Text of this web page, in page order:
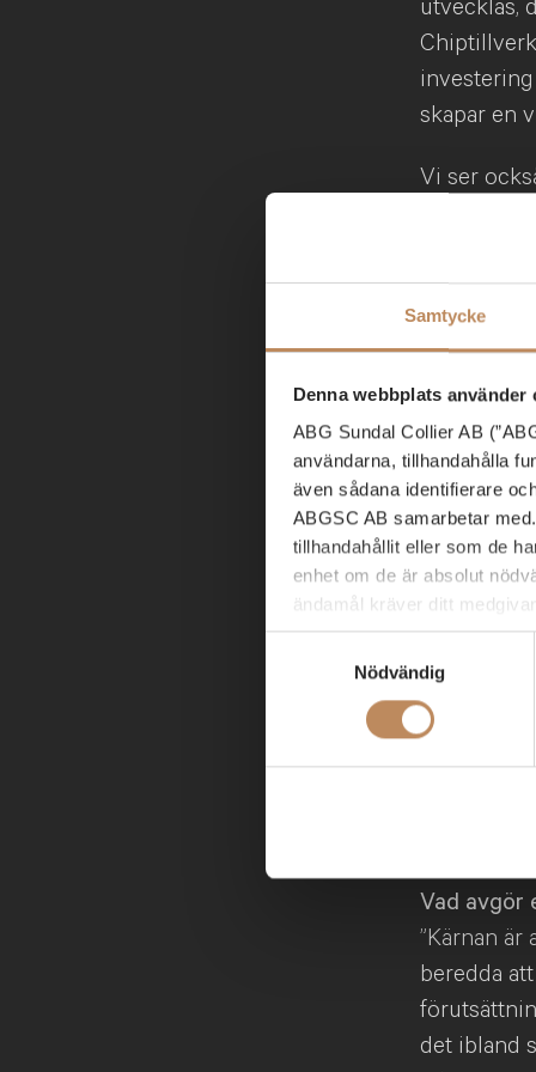
Samtycke
Denna webbplats använder
ABG Sundal Collier AB
användarna, tillhandahålla
även sådana identifierare
ABGSC AB samarbetar
tillhandahållit eller som de
enhet om de är absolut
ändamål kräver ditt
Du kan när som helst
ytterligare frågor kring
Nödvändig
utvecklas,
skapar en
Vi ser
Europa
inom large
Sverige
Vad ligger
”Vi har
sak: vi har
investerar
ungefär
vilket
Till det
i Sverige
dagens
Vad avgör
”Kärnan
beredda
det ibland